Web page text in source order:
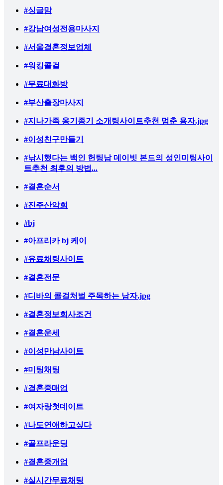
#싱글맘
#강남여성전용마사지
#서울결혼정보업체
#워킹콜걸
#무료대화방
#부산출장마사지
#지나가족 옹기종기 소개팅사이트추천 멈춘 용자.jpg
#이성친구만들기
#낚시했다는 백인 헌팅남 데이빗 본드의 성인미팅사이
트추천 최후의 방법...
#결혼순서
#진주산악회
#bj
#아프리카 bj 케이
#유료채팅사이트
#결혼전문
#디바의 콜걸처벌 주목하는 남자.jpg
#결혼정보회사조건
#결혼운세
#이성만남사이트
#미팅채팅
#결혼중매업
#여자랑첫데이트
#나도연애하고싶다
#골프라운딩
#결혼중개업
#실시간무료채팅